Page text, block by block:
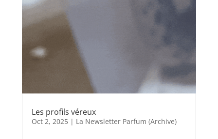
Les profils véreux
Oct 2, 2025| La Newsletter Parfum (Archive)